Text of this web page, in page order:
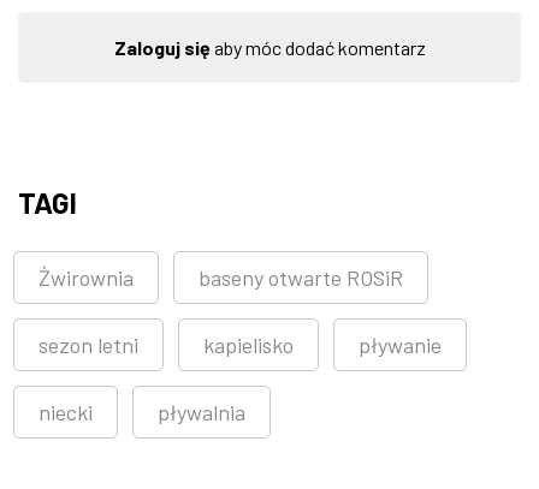
Zaloguj sięaby móc dodać komentarz
TAGI
Żwirownia baseny otwarte ROSiR
sezon letni kapielisko pływanie
niecki pływalnia